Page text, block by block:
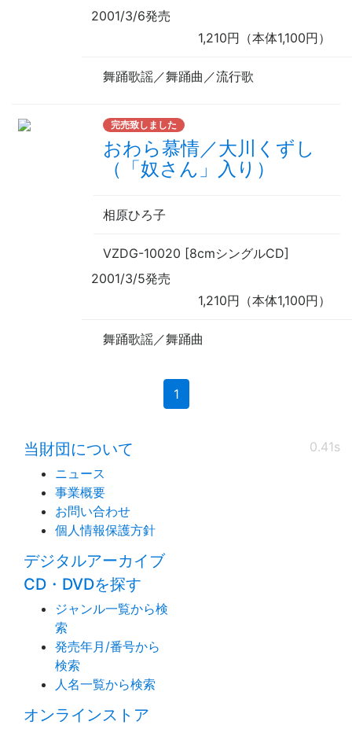
2001/3/6発売
1,210円（本体1,100円）
舞踊歌謡／舞踊曲／流行歌
完売致しました
おわら慕情／大川くずし
（「奴さん」入り）
相原ひろ子
VZDG-10020 [8cmシングルCD]
2001/3/5発売
1,210円（本体1,100円）
舞踊歌謡／舞踊曲
1(current)
0.41s
当財団について
ニュース
事業概要
お問い合わせ
個人情報保護方針
デジタルアーカイブ
CD・DVDを探す
ジャンル一覧から検
索
発売年月/番号から
検索
人名一覧から検索
オンラインストア